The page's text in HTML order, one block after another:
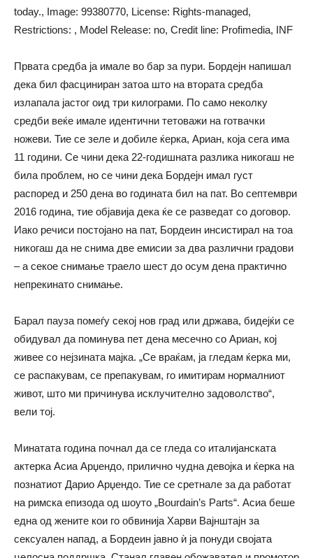
Првата средба ја имале во бар за пури. Бордејн напишал
дека бил фасциниран затоа што на втората средба
излапала јастог оид три килограми. По само неколку
средби веќе имале идентични тетоважи на готвачки
ножеви. Тие се зеле и добиле ќерка, Ариан, која сега има
11 години. Се чини дека 22-годишната разлика никогаш не
била проблем, но се чини дека Бордејн имал густ
распоред и 250 дена во годината бил на пат. Во септември
2016 година, тие објавија дека ќе се разведат со договор.
Иако речиси постојано на пат, Бордеин инсистирал на тоа
никогаш да не снима две емисии за два различни градови
– а секое снимање траело шест до осум дена практично
непрекинато снимање.
Барал пауза помеѓу секој нов град или држава, бидејќи се
обидувал да поминува пет дена месечно со Ариан, кој
живее со нејзината мајка. „Се враќам, ја гледам ќерка ми,
се распакувам, се препакувам, го имитирам нормалниот
живот, што ми причинува исклучително задоволство“,
вели тој.
Минатата година почнал да се гледа со италијанската
актерка Асиа Арџендо, прилично чудна девојка и ќерка на
познатиот Дарио Арџендо. Тие се сретнале за да работат
на римска епизода од шоуто „Bourdain’s Parts“. Асиа беше
една од жените кои го обвинија Харви Вајнштајн за
сексуален напад, а Бордеин јавно ѝ ја понуди својата